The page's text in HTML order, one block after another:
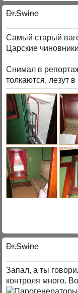
Dr.Swine
Самый старый
Царские
Снимал в
толкаются, лезут
Dr.Swine
Запал, а ты
контроля много.